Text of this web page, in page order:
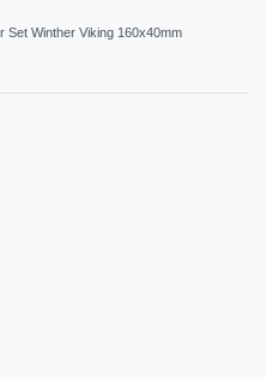
Set Winther Viking 160x40mm